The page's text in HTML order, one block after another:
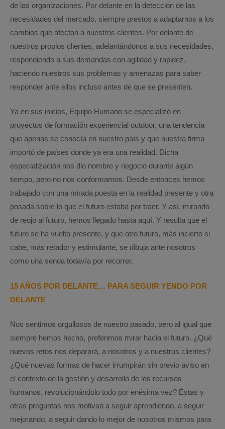
de las organizaciones. Por delante en la detección de las
necesidades del mercado, siempre prestos a adaptarnos a los
cambios que afectan a nuestros clientes. Por delante de
nuestros propios clientes, adelantándonos a sus necesidades,
respondiendo a sus demandas con agilidad y rapidez,
haciendo nuestros sus problemas y amenazas para saber
responder ante ellos incluso antes de que se presenten.
Ya en sus inicios, Equipo Humano se especializó en
proyectos de formación experiencial outdoor, una tendencia
que apenas se conocía en nuestro país y que nuestra firma
importó de países donde ya era una realidad. Dicha
especialización nos dio nombre y negocio durante algún
tiempo, pero no nos conformamos. Desde entonces hemos
trabajado con una mirada puesta en la realidad presente y otra
posada sobre lo que el futuro estaba por traer. Y así, mirando
de reojo al futuro, hemos llegado hasta aquí. Y resulta que el
futuro se ha vuelto presente, y que otro futuro, más incierto si
cabe, más retador y estimulante, se dibuja ante nosotros
como una senda todavía por recorrer.
15 AÑOS POR DELANTE… PARA SEGUIR YENDO POR
DELANTE
Nos sentimos orgullosos de nuestro pasado, pero al igual que
siempre hemos hecho, preferimos mirar hacia el futuro. ¿Qué
nuevos retos nos deparará, a nosotros y a nuestros clientes?
¿Qué nuevas formas de hacer irrumpirán sin previo aviso en
el contexto de la gestión y desarrollo de los recursos
humanos, revolucionándolo todo por enésima vez? Éstas y
otras preguntas nos motivan a seguir aprendiendo, a seguir
mejorando, a seguir dando lo mejor de nosotros mismos para